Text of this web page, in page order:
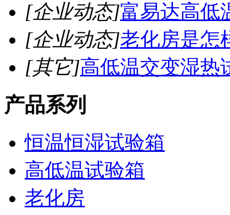
[企业动态]富易达高低
[企业动态]老化房是怎
[其它]高低温交变湿热
产品系列
恒温恒湿试验箱
高低温试验箱
老化房